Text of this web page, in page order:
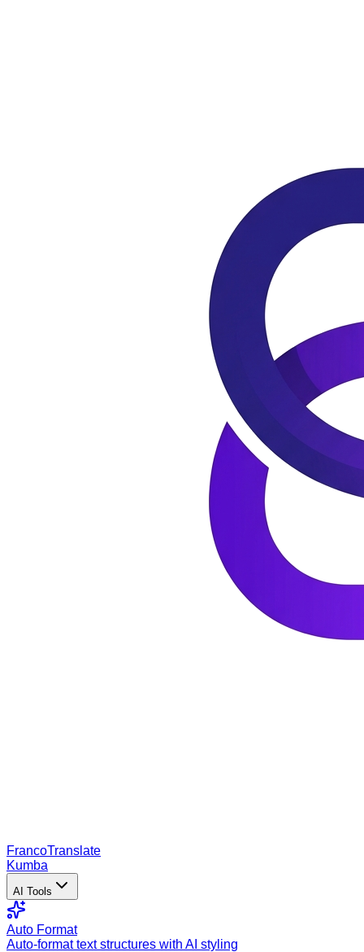
FrancoTranslate
Kumba
AI Tools
Auto Format
Auto-format text structures with AI styling